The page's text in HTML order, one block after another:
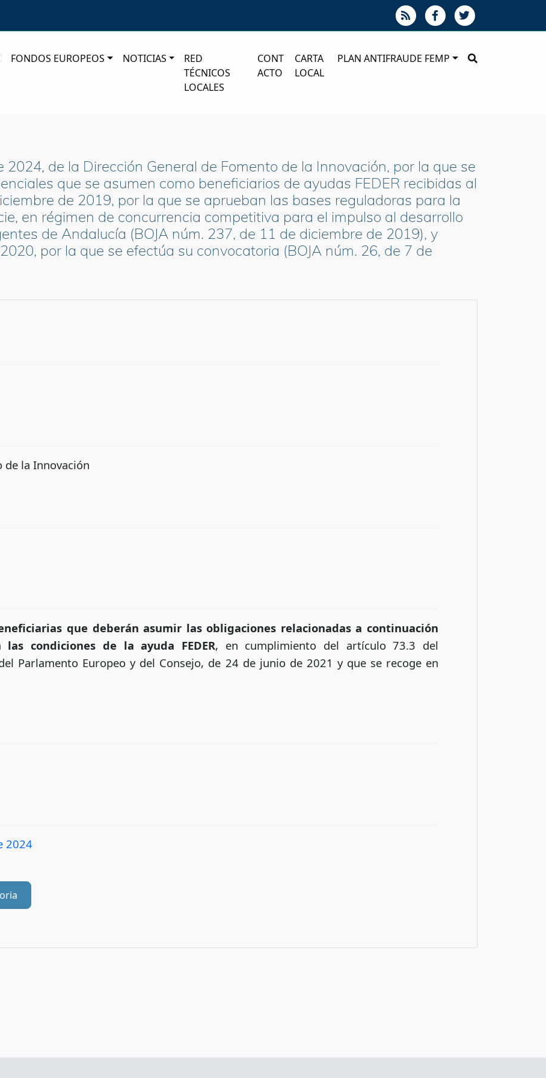
FONDOS EUROPEOS NOTICIAS
RED
TÉCNICOS
LOCALES
CONT
ACTO
CARTA
LOCAL
PLAN ANTIFRAUDE FEMP
2024, de la Dirección General de Fomento de la Innovación, por la que se
que se asumen como beneficiarios de ayudas FEDER recibidas al
de 2019, por la que se aprueban las bases reguladoras para la
en régimen de concurrencia competitiva para el impulso al desarrollo
de Andalucía (BOJA núm. 237, de 11 de diciembre de 2019), y
por la que se efectúa su convocatoria (BOJA núm. 26, de 7 de
de la Innovación
que deberán asumir las obligaciones relacionadas a continuación
condiciones de la ayuda FEDER, en cumplimiento del artículo 73.3 del
Parlamento Europeo y del Consejo, de 24 de junio de 2021 y que se recoge en
2024